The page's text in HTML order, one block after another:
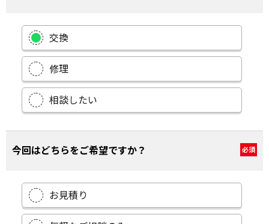
交換
修理
相談したい
今回はどちらをご希望ですか？ 必須
お見積り